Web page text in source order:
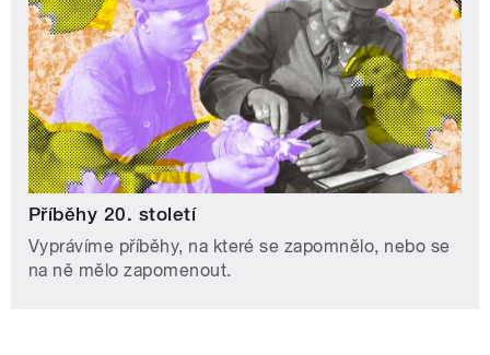
Příběhy 20. století
Vyprávíme příběhy, na které se zapomnělo, nebo se
na ně mělo zapomenout.